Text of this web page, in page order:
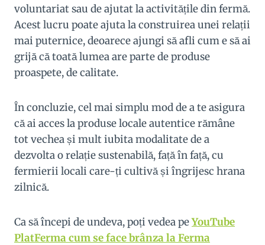
voluntariat sau de ajutat la activitățile din fermă.
Acest lucru poate ajuta la construirea unei relații
mai puternice, deoarece ajungi să afli cum e să ai
grijă că toată lumea are parte de produse
proaspete, de calitate.
În concluzie, cel mai simplu mod de a te asigura
că ai acces la produse locale autentice rămâne
tot vechea și mult iubita modalitate de a
dezvolta o relație sustenabilă, față în față, cu
fermierii locali care-ți cultivă și îngrijesc hrana
zilnică.
Ca să începi de undeva, poți vedea peYouTube
PlatFerma cum se face brânza la Ferma